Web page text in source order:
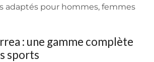
adaptés pour hommes, femmes
: une gamme complète
sports